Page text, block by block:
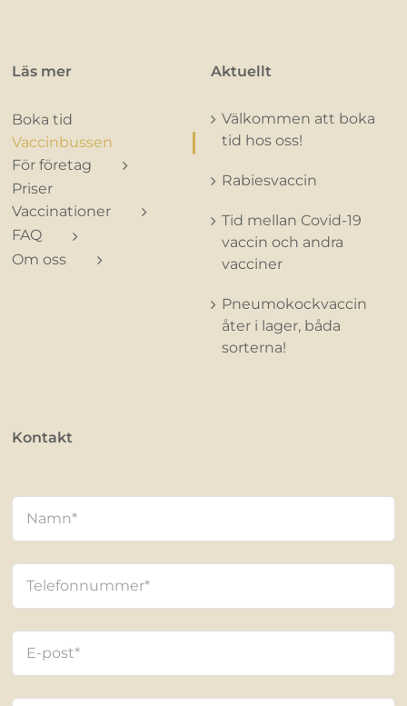
Läs mer
Boka tid
Vaccinbussen
För företag
Priser
Vaccinationer
FAQ
Om oss
Aktuellt
Välkommen att boka
tid hos oss!
Rabiesvaccin
Tid mellan Covid-19
vaccin och andra
vacciner
Pneumokockvaccin
åter i lager, båda
sorterna!
Kontakt